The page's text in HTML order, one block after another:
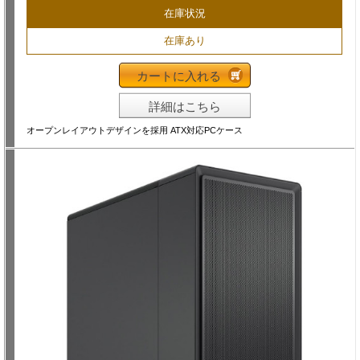
在庫状況
在庫あり
カートに入れる
詳細はこちら
オープンレイアウトデザインを採用 ATX対応PCケース